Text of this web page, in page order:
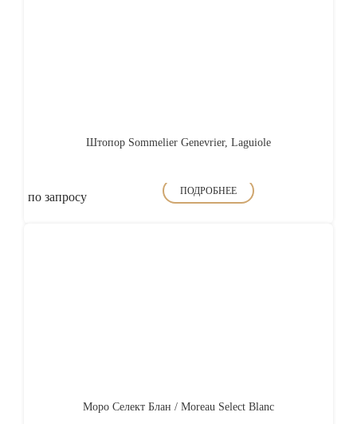
Штопор Sommelier Genevrier, Laguiole
по запросу ПОДРОБНЕЕ
Моро Селект Блан / Moreau Select Blanc